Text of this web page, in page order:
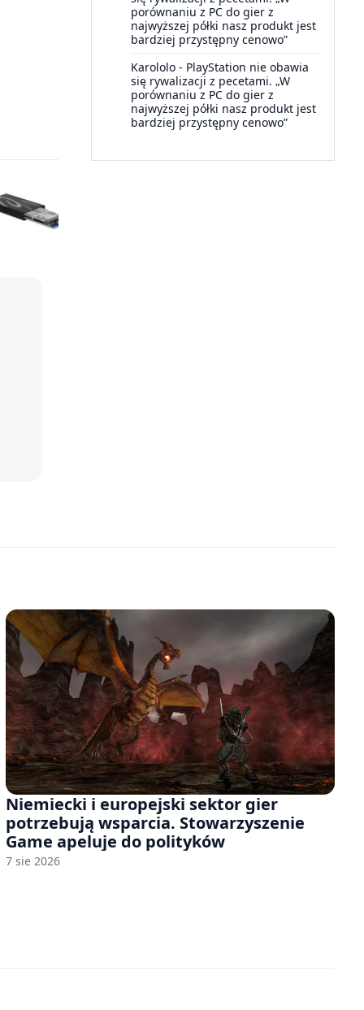
porównaniu z PC do gier z
najwyższej półki nasz produkt jest
bardziej przystępny cenowo”
Karololo - PlayStation nie obawia
się rywalizacji z pecetami. „W
porównaniu z PC do gier z
najwyższej półki nasz produkt jest
bardziej przystępny cenowo”
Niemiecki i europejski sektor gier
potrzebują wsparcia. Stowarzyszenie
Game apeluje do polityków
7 sie 2026